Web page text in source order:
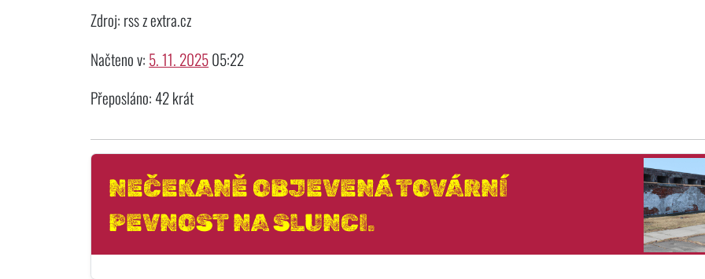
Zdroj: rss z extra.cz
Načteno v: 5. 11. 202505:22
Přeposláno: 42 krát
NEČEKANĚ OBJEVENÁ TOVÁRNÍ
PEVNOST NA SLUNCI.